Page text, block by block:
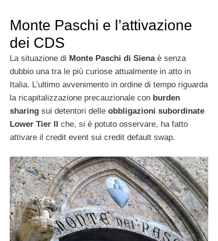
Monte Paschi e l’attivazione
dei CDS
La situazione di Monte Paschi di Sienaè senza
dubbio una tra le più curiose attualmente in atto in
Italia. L’ultimo avvenimento in ordine di tempo riguarda
la ricapitalizzazione precauzionale con burden
sharing sui detentori delle obbligazioni subordinate
Lower Tier II
che, si è potuto osservare, ha fatto
attivare il credit event sui credit default swap.